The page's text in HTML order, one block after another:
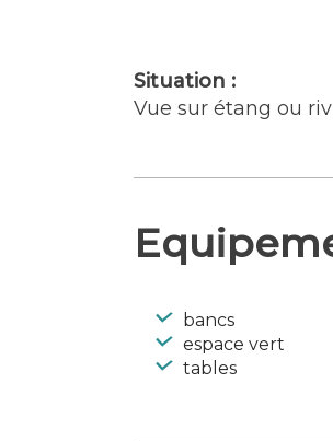
Situation :
Vue sur étang ou
bancs
espace vert
tables